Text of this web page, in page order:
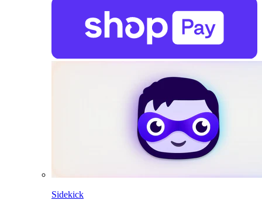
Sidekick